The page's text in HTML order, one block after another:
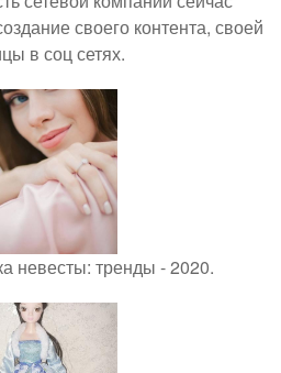
своего контента, своей
в соц сетях.
невесты: тренды - 2020.